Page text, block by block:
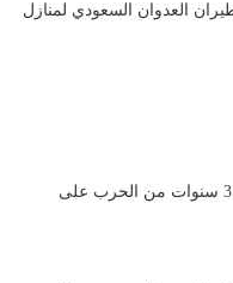
العدوان السعودي لمنازل
فعالية بعنوان: إحصائيات 3 سنوات من الحرب على